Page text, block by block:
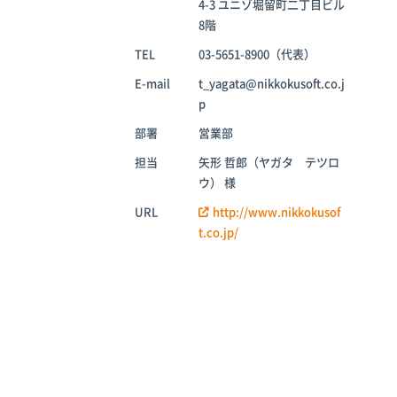
4-3 ユニゾ堀留町二丁目ビル
8階
TEL 03-5651-8900（代表）
E-mail
t_yagata@nikkokusoft.co.j
p
部署 営業部
担当
矢形 哲郎（ヤガタ テツロ
ウ） 様
URL
http://www.nikkokusof
t.co.jp/